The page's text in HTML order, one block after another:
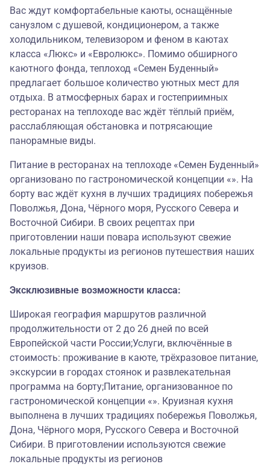
Вас ждут комфортабельные каюты, оснащённые
санузлом с душевой, кондиционером, а также
холодильником, телевизором и феном в каютах
класса «Люкс» и «Евролюкс». Помимо обширного
каютного фонда, теплоход «Семен Буденный»
предлагает большое количество уютных мест для
отдыха. В атмосферных барах и гостеприимных
ресторанах на теплоходе вас ждёт тёплый приём,
расслабляющая обстановка и потрясающие
панорамные виды.
Питание в ресторанах на теплоходе «Семен Буденный»
организовано по гастрономической концепции «». На
борту вас ждёт кухня в лучших традициях побережья
Поволжья, Дона, Чёрного моря, Русского Севера и
Восточной Сибири. В своих рецептах при
приготовлении наши повара используют свежие
локальные продукты из регионов путешествия наших
круизов.
Эксклюзивные возможности класса:
Широкая география маршрутов различной
продолжительности от 2 до 26 дней по всей
Европейской части России;Услуги, включённые в
стоимость: проживание в каюте, трёхразовое питание,
экскурсии в городах стоянок и развлекательная
программа на борту;Питание, организованное по
гастрономической концепции «». Круизная кухня
выполнена в лучших традициях побережья Поволжья,
Дона, Чёрного моря, Русского Севера и Восточной
Сибири. В приготовлении используются свежие
локальные продукты из регионов